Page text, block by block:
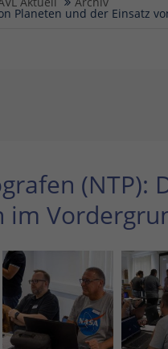
Planeten und der Einsatz
(NTP):
im